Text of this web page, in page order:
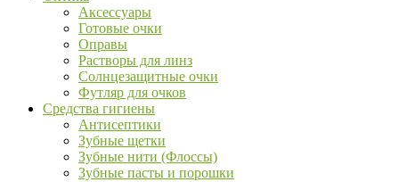
Аксессуары
Готовые очки
Оправы
Растворы для линз
Солнцезащитные очки
Футляр для очков
Средства гигиены
Антисептики
Зубные щетки
Зубные нити (Флоссы)
Зубные пасты и порошки